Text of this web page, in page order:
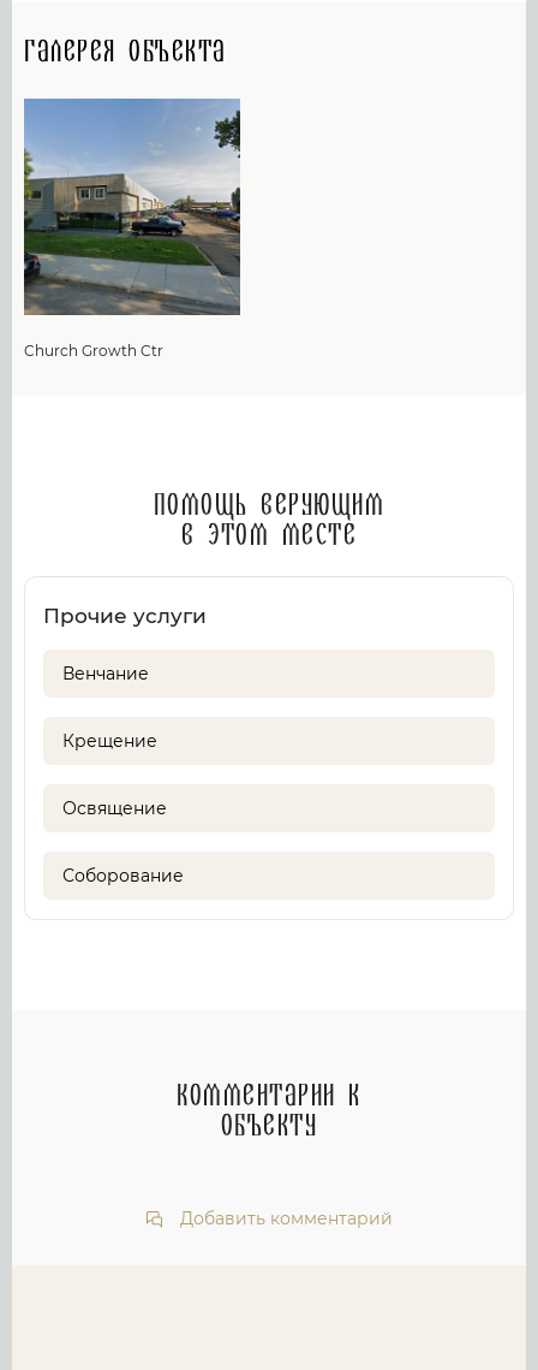
Галерея объекта
Church Growth Ctr
Помощь верующим
в этом месте
Прочие услуги
Венчание
Крещение
Освящение
Соборование
Комментарии к
объекту
Добавить комментарий